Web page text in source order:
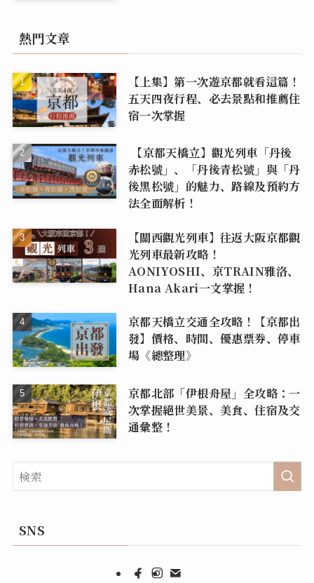
熱門文章
【上集】第一次遊京都就看這篇！
五天四夜行程、必去景點和推薦住
宿一次掌握
【京都天橋立】觀光列車「丹後
赤松號」、「丹後青松號」與「丹
後黑松號」的魅力、路線及預約方
法全面解析！
【關西觀光列車】往返大阪京都觀
光列車最新攻略！
AONIYOSHI、京TRAIN雅洛、
Hana Akari一文掌握！
京都天橋立交通全攻略！【京都出
發】價格、時間、優惠票券、停車
場《總整理》
京都北部「伊根舟屋」全攻略：一
次掌握絕世美景、美食、住宿及交
通彙整！
SNS